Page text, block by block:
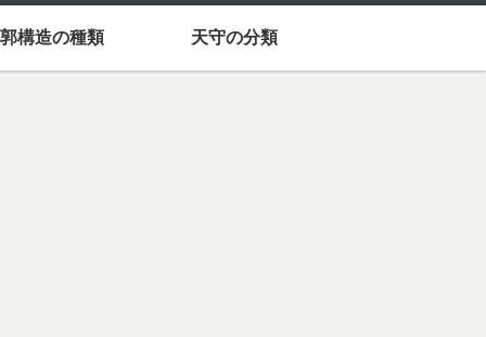
構造の種類 天守の分類